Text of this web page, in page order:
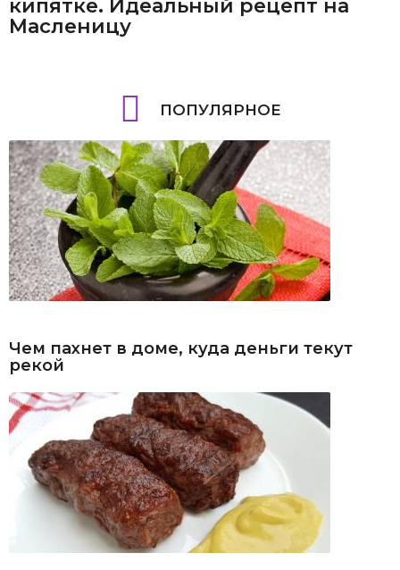
кипятке. Идеальный рецепт на
Масленицу
ПОПУЛЯРНОЕ
Чем пахнет в доме, куда деньги текут
рекой